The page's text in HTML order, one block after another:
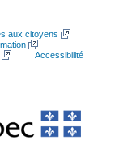
aux citoyens
Accessibilité